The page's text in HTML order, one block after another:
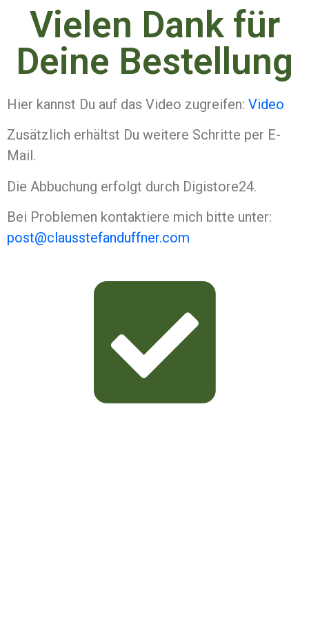
Vielen Dank für
Deine Bestellung
Hier kannst Du auf das Video zugreifen: Video
Zusätzlich erhältst Du weitere Schritte per E-
Mail.
Die Abbuchung erfolgt durch Digistore24.
Bei Problemen kontaktiere mich bitte unter:
post@clausstefanduffner.com